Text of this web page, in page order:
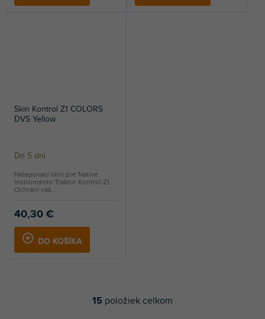
Skin Kontrol Z1 COLORS
DVS Yellow
Do 5 dní
40,30 €
DO KOŠÍKA
Nalepovací skin pre Native
Instruments Traktor Kontrol Z1.
Ochráni váš...
O
15 položiek celkom